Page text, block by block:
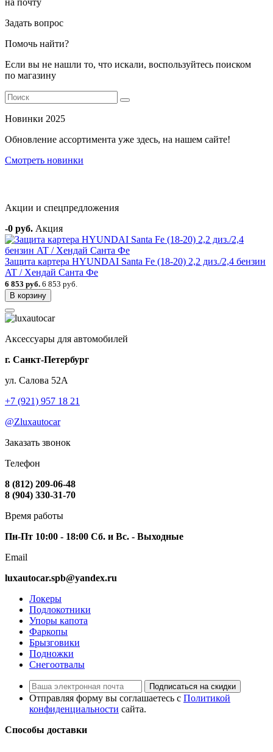
на почту
Задать вопрос
Помочь найти?
Если вы не нашли то, что искали, воспользуйтесь поиском
по магазину
Новинки 2025
Обновление ассортимента уже здесь, на нашем сайте!
Смотреть новинки
Акции и спецпредложения
-0 руб. Акция
Защита картера HYUNDAI Santa Fe (18-20) 2,2 диз./2,4 бензин
AT / Хендай Санта Фе
6 853 руб. 6 853 руб.
В корзину
Аксессуары для автомобилей
г. Санкт-Петербург
ул. Салова 52А
+7 (921) 957 18 21
@Zluxautocar
Заказать звонок
Телефон
8 (812) 209-06-48
8 (904) 330-31-70
Время работы
Пн-Пт 10:00 - 18:00 Сб. и Вс. - Выходные
Email
luxautocar.spb@yandex.ru
Локеры
Подлокотники
Упоры капота
Фаркопы
Брызговики
Подножки
Снегоотвалы
Подписаться на скидки
Отправляя форму вы соглашаетесь с Политикой
конфиденциальности сайта.
Способы доставки